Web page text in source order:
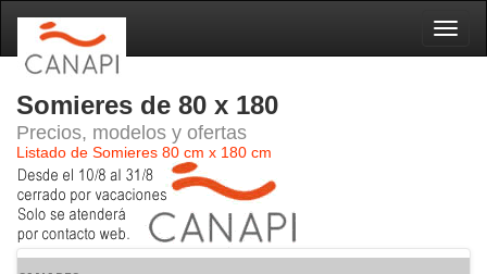
Somieres de 80 x 180
Precios, modelos y ofertas
Listado de Somieres 80 cm x 180 cm